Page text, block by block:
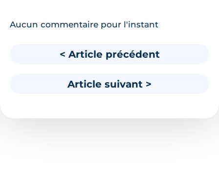
Aucun commentaire pour l'instant
< Article précédent
Article suivant >